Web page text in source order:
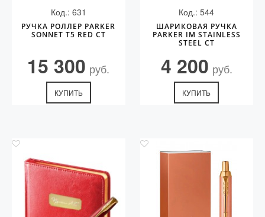
Код.: 631
РУЧКА РОЛЛЕР PARKER
SONNET T5 RED CT
15 300 руб.
КУПИТЬ
Код.: 544
ШАРИКОВАЯ РУЧКА
PARKER IM STAINLESS
STEEL CT
4 200 руб.
КУПИТЬ